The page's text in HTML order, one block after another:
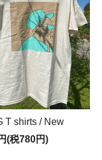
T shirts / New
(税780円)